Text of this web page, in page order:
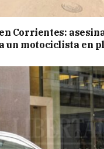
Corrientes:
un motociclista en